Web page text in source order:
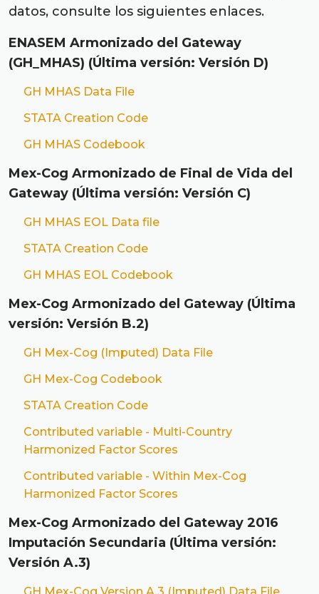
datos, consulte los siguientes enlaces.
ENASEM Armonizado del Gateway
(GH_MHAS) (Última versión: Versión D)
GH MHAS Data File
STATA Creation Code
GH MHAS Codebook
Mex-Cog Armonizado de Final de Vida del
Gateway (Última versión: Versión C)
GH MHAS EOL Data file
STATA Creation Code
GH MHAS EOL Codebook
Mex-Cog Armonizado del Gateway (Última
versión: Versión B.2)
GH Mex-Cog (Imputed) Data File
GH Mex-Cog Codebook
STATA Creation Code
Contributed variable - Multi-Country
Harmonized Factor Scores
Contributed variable - Within Mex-Cog
Harmonized Factor Scores
Mex-Cog Armonizado del Gateway 2016
Imputación Secundaria (Última versión:
Versión A.3)